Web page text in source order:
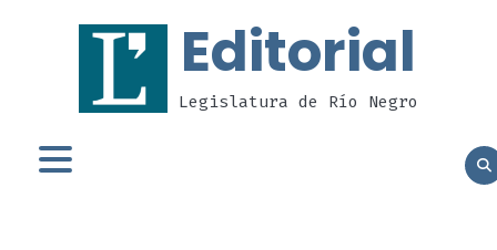
Editorial
Legislatura de Río Negro